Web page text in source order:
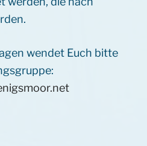
wendet Euch bitte